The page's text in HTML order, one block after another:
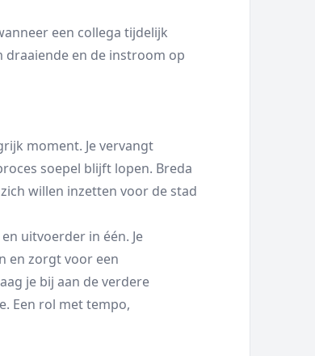
een collega tijdelijk
en de instroom op
moment. Je vervangt
soepel blijft lopen. Breda
willen inzetten voor de stad
uitvoerder in één. Je
en zorgt voor een
je bij aan de verdere
Een rol met tempo,